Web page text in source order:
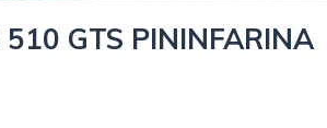
510 GTS PININFARINA